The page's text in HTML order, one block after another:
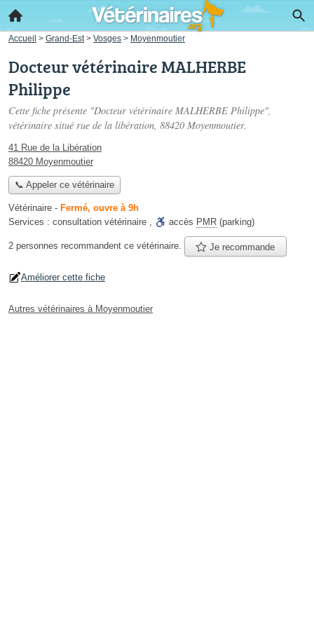
Accueil > Grand-Est > Vosges > Moyenmoutier
Docteur vétérinaire MALHERBE
Philippe
Cette fiche présente "Docteur vétérinaire MALHERBE Philippe",
vétérinaire situé rue de la libération, 88420 Moyenmoutier.
41 Rue de la Libération
88420 Moyenmoutier
📞 Appeler ce vétérinaire
Vétérinaire - Fermé, ouvre à 9h
Services : consultation vétérinaire , accès PMR (parking)
2 personnes recommandent ce vétérinaire. Je recommande
Améliorer cette fiche
Autres vétérinaires à Moyenmoutier